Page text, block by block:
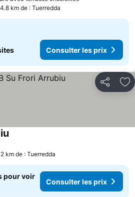
km de : Tuerredda
Consulter les prix
Partager
km de : Tuerredda
pour voir
Consulter les prix